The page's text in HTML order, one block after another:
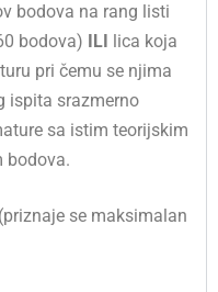
bodova na rang listi
bodova) ILI lica koja
pri čemu se njima
ispita srazmerno
sa istim teorijskim
bodova.
(priznaje se maksimalan